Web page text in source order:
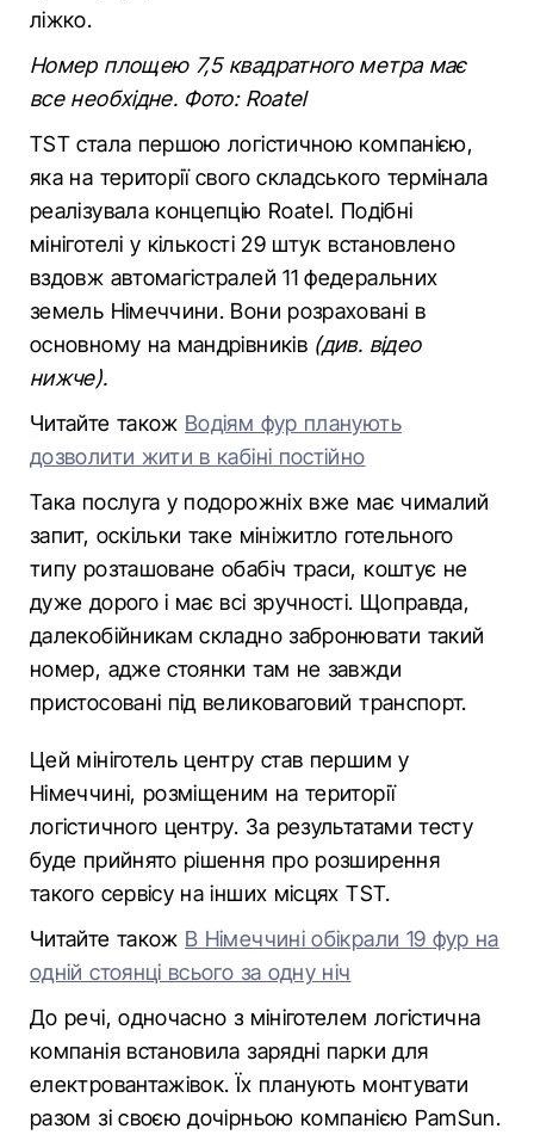
ліжко.
Номер площею 7,5 квадратного метра має
все необхідне. Фото: Roatel
TST стала першою логістичною компанією,
яка на території свого складського термінала
реалізувала концепцію Roatel. Подібні
мініготелі у кількості 29 штук встановлено
вздовж автомагістралей 11 федеральних
земель Німеччини. Вони розраховані в
основному на мандрівників (див. відео
нижче).
Читайте також Водіям фур планують
дозволити жити в кабіні постійно
Така послуга у подорожніх вже має чималий
запит, оскільки таке мініжитло готельного
типу розташоване обабіч траси, коштує не
дуже дорого і має всі зручності. Щоправда,
далекобійникам складно забронювати такий
номер, адже стоянки там не завжди
пристосовані під великоваговий транспорт.
Цей мініготель центру став першим у
Німеччині, розміщеним на території
логістичного центру. За результатами тесту
буде прийнято рішення про розширення
такого сервісу на інших місцях TST.
Читайте також В Німеччині обікрали 19 фур на
одній стоянці всього за одну ніч
До речі, одночасно з мініготелем логістична
компанія встановила зарядні парки для
електровантажівок. Їх планують монтувати
разом зі своєю дочірньою компанією PamSun.